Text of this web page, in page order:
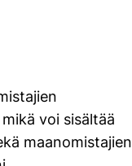
voi sisältää
maanomistajien